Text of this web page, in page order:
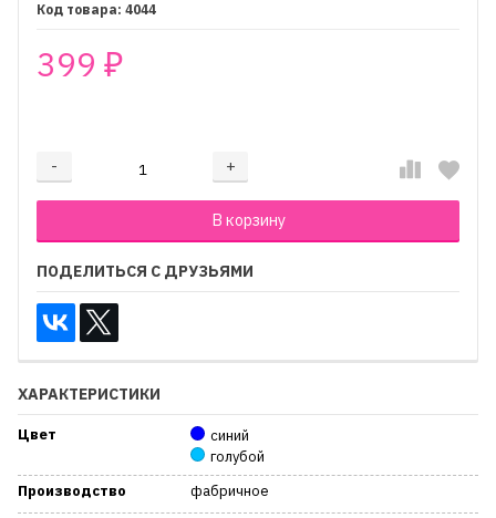
4044
399 ₽
- +
Добавляется...
В корзину
Добавлен
ПОДЕЛИТЬСЯ С ДРУЗЬЯМИ
ХАРАКТЕРИСТИКИ
Цвет
синий
голубой
Производство
фабричное